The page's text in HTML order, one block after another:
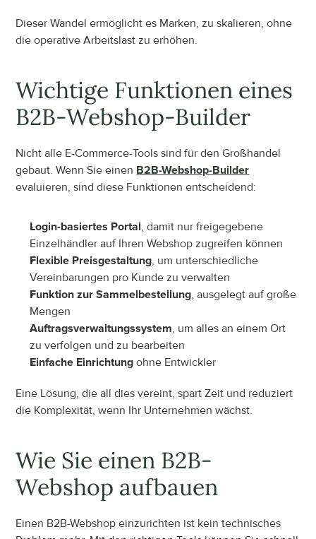
Dieser Wandel ermöglicht es Marken, zu skalieren, ohne
die operative Arbeitslast zu erhöhen.
Wichtige Funktionen eines
B2B-Webshop-Builder
Nicht alle E-Commerce-Tools sind für den Großhandel
gebaut. Wenn Sie einen B2B-Webshop-Builder
evaluieren, sind diese Funktionen entscheidend:
Login-basiertes Portal, damit nur freigegebene
Einzelhändler auf Ihren Webshop zugreifen können
Flexible Preisgestaltung, um unterschiedliche
Vereinbarungen pro Kunde zu verwalten
Funktion zur Sammelbestellung, ausgelegt auf große
Mengen
Auftragsverwaltungssystem, um alles an einem Ort
zu verfolgen und zu bearbeiten
Einfache Einrichtung ohne Entwickler
Eine Lösung, die all dies vereint, spart Zeit und reduziert
die Komplexität, wenn Ihr Unternehmen wächst.
Wie Sie einen B2B-
Webshop aufbauen
Einen B2B-Webshop einzurichten ist kein technisches